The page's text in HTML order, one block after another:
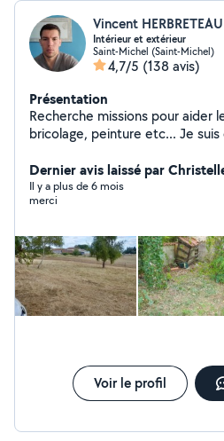
Vincent HERBRETEAU
Intérieur et extérieur
Saint-Michel (Saint-Michel)
4,7/5 (138 avis)
Présentation
Recherche missions pour aider les
bricolage, peinture etc... Je
Dernier avis laissé par
Il y a plus de 6 mois
merci
Voir le profil